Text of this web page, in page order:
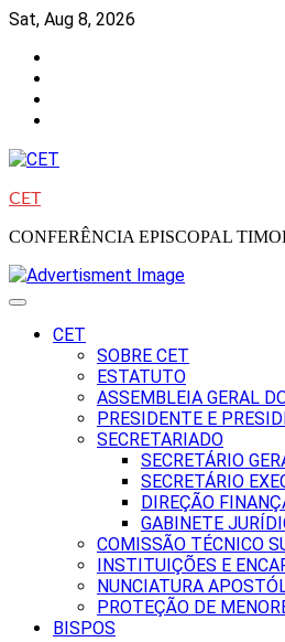
Skip
content
Sat, Aug 8, 2026
CET
CONFERÊNCIA EPISCOPAL
CET
SOBRE CET
ESTATUTO
ASSEMBLEIA GERAL
PRESIDENTE E
SECRETARIADO
SECRETÁRIO
SECRETÁRIO
DIREÇÃO
GABINETE
COMISSÃO TÉCNICO
INSTITUIÇÕES E
NUNCIATURA
PROTEÇÃO DE
BISPOS